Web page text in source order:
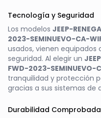
Tecnología y Seguridad
Los modelos JEEP-
2023-SEMINUEVO-CA-
usados, vienen
seguridad. Al elegir un
FWD-2023-SEMINUEVO-
tranquilidad y protección
gracias a sus sistemas de
Durabilidad Comprobada